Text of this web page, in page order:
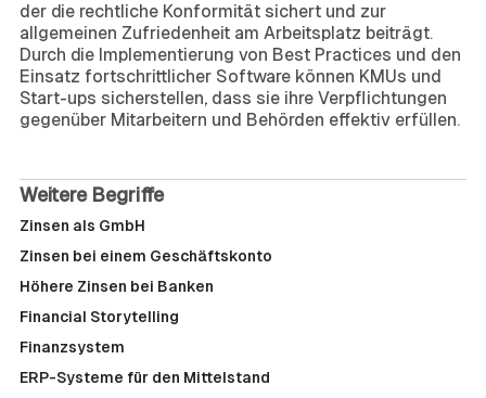
der die rechtliche Konformität sichert und zur
allgemeinen Zufriedenheit am Arbeitsplatz beiträgt.
Durch die Implementierung von Best Practices und den
Einsatz fortschrittlicher Software können KMUs und
Start-ups sicherstellen, dass sie ihre Verpflichtungen
gegenüber Mitarbeitern und Behörden effektiv erfüllen.
Weitere Begriffe
Zinsen als GmbH
Zinsen bei einem Geschäftskonto
Höhere Zinsen bei Banken
Financial Storytelling
Finanzsystem
ERP-Systeme für den Mittelstand